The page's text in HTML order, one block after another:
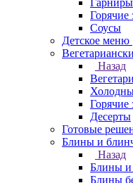
Гарниры
Горячие
Соусы
Детское меню
Назад
Горячие
Десерты
Готовые
Блины и
Назад
Блины и
Блины